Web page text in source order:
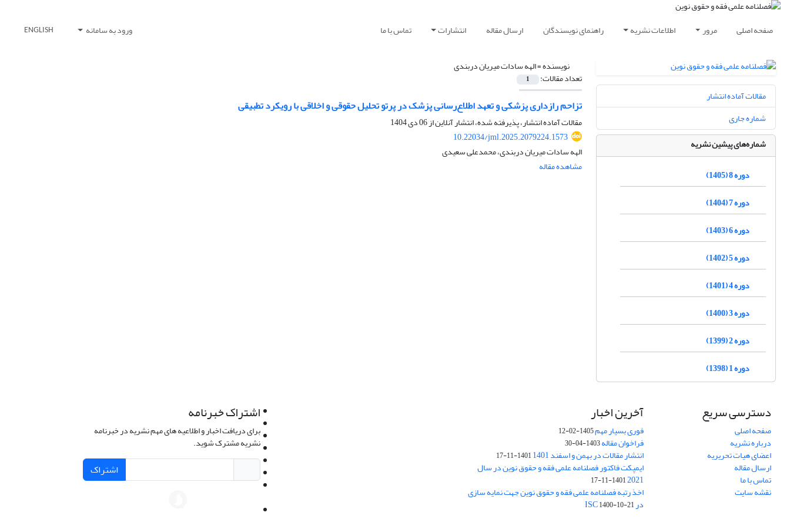
صفحه اصلی مرور اطلاعات نشریه راهنمای نویسندگان ارسال مقاله انتشارات تماس با ما ورود به سامانه ENGLISH
نویسنده =الهه سادات میریان دربندی
تعداد مقالات: 1
تزاحم رازداری پزشکی و تعهد اطلاع‌رسانی پزشک در پرتو تحلیل حقوقی و اخلاقی با رویکرد تطبیقی
مقالات آماده انتشار، پذیرفته شده، انتشار آنلاین از06 دی 1404
10.22034/jml.2025.2079224.1573
الهه سادات میریان دربندی، محمدعلی سعیدی
مشاهده مقاله
مقالات آماده انتشار
شماره جاری
شماره‌های پیشین نشریه
دوره 8 (1405)
دوره 7 (1404)
دوره 6 (1403)
دوره 5 (1402)
دوره 4 (1401)
دوره 3 (1400)
دوره 2 (1399)
دوره 1 (1398)
دسترسی سریع
صفحه اصلی
درباره نشریه
اعضای هیات تحریریه
ارسال مقاله
تماس با ما
نقشه سایت
آخرین اخبار
فوری بسیار مهم1405-02-12
فراخوان مقاله1403-04-30
انتشار مقالات در بهمن و اسفند 1401 1401-11-17
ایمپکت فاکتور فصلنامه علمی فقه و حقوق نوین در سال
2021
1401-11-17
اخذ رتبه فصلنامه علمی فقه و حقوق نوین جهت نمایه سازی
در ISC1400-10-21
اشتراک خبرنامه
برای دریافت اخبار و اطلاعیه های مهم نشریه در خبرنامه
نشریه مشترک شوید.
اشتراک